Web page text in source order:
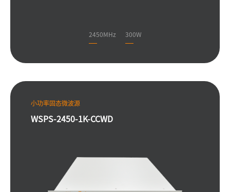
2450MHz 300W
小功率固态微波源
WSPS-2450-1K-CCWD